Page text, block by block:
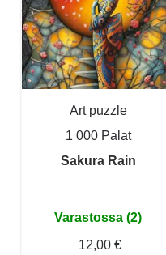
Art puzzle
1 000 Palat
Sakura Rain
Varastossa (2)
12,00 €